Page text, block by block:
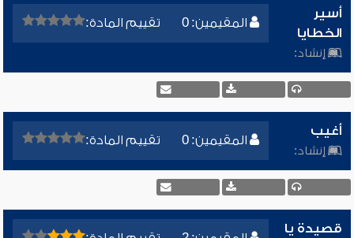
المقيمين: 0 تقييم المادة:
أسير
الخطايا
إنشاد:
المقيمين: 0 تقييم المادة:
أغيب
إنشاد:
قصيدة يا